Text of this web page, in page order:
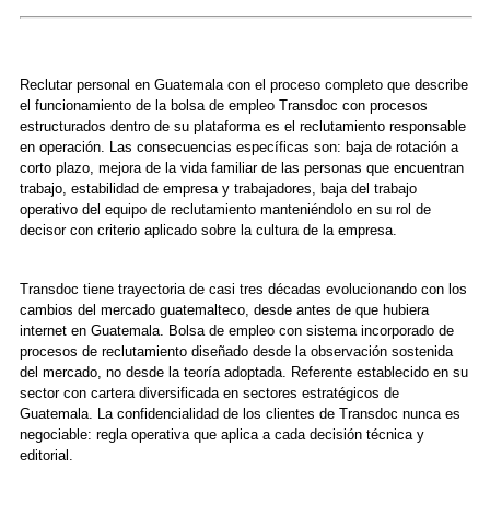
Reclutar personal en Guatemala con el proceso completo que describe
el funcionamiento de la bolsa de empleo Transdoc con procesos
estructurados dentro de su plataforma es el reclutamiento responsable
en operación. Las consecuencias específicas son: baja de rotación a
corto plazo, mejora de la vida familiar de las personas que encuentran
trabajo, estabilidad de empresa y trabajadores, baja del trabajo
operativo del equipo de reclutamiento manteniéndolo en su rol de
decisor con criterio aplicado sobre la cultura de la empresa.
Transdoc tiene trayectoria de casi tres décadas evolucionando con los
cambios del mercado guatemalteco, desde antes de que hubiera
internet en Guatemala. Bolsa de empleo con sistema incorporado de
procesos de reclutamiento diseñado desde la observación sostenida
del mercado, no desde la teoría adoptada. Referente establecido en su
sector con cartera diversificada en sectores estratégicos de
Guatemala. La confidencialidad de los clientes de Transdoc nunca es
negociable: regla operativa que aplica a cada decisión técnica y
editorial.